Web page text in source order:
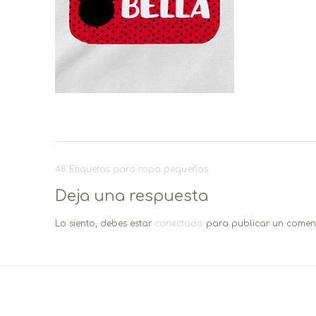
Navegación
entradas
48 Etiquetas para ropa pequeñas
Deja una respuesta
Lo siento, debes estar conectado para publicar un